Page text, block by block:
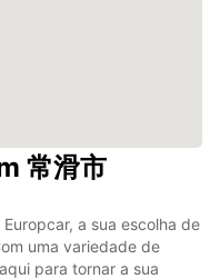
常滑市
a sua escolha de
uma variedade de
para tornar a sua